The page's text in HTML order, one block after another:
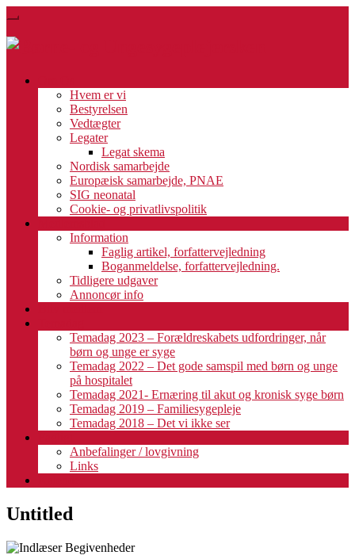
Skip
main
Toggle
navigation
Hvem er vi
Bestyrelsen
Vedtægter
Legater
Legat skema
Nordisk samarbejde
Europæisk samarbejde, PNAE
SIG neonatal
Cookie- og privatlivspolitik
Information
Faglig artikel, forfattervejledning
Boganmeldelse, forfattervejledning.
Tidligere udgaver
Annoncør info
Temadag 2023 – Forældreskabets udfordringer, når
børn og unge er syge
Temadag 2022 – Det gode samspil med børn og unge
på hospitalet
Temadag 2021- Ernæring til akut og kronisk syge børn
Temadag 2019 – Familiesygepleje
Temadag 2018 – Det vi ikke ser
Anbefalinger / lovgivning
Links
Untitled